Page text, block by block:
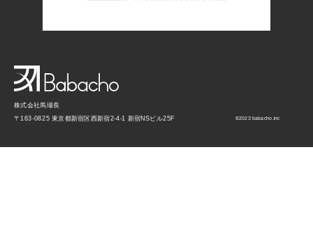
株式会社馬場長
〒163-0825 東京都新宿区西新宿2-4-1 新宿NSビル25F ©︎2023 babacho.inc